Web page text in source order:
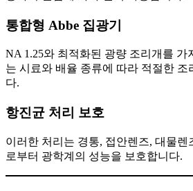
통합형 Abbe 집광기
NA 1.25와 최적화된 광량 조리개를 가
는 시료와 배율 종류에 따라 적절한 조
다.
항진균 처리 보호
이러한 처리는 경통, 접안렌즈, 대물렌
로부터 광학계의 성능을 보호합니다.